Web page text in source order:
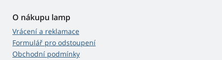
O nákupu lamp
Vrácení a reklamace
Formulář pro odstoupení
Obchodní podmínky